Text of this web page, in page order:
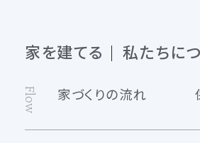
家を建てる 私たちに
Flow 家づくりの流れ